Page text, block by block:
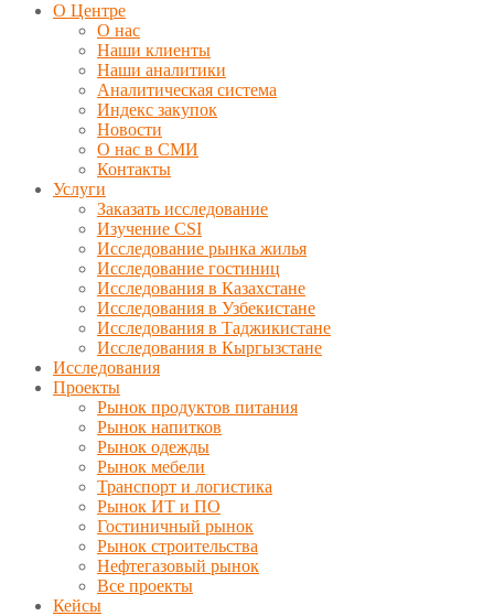
О Центре
О нас
Наши клиенты
Наши аналитики
Аналитическая система
Индекс закупок
Новости
О нас в СМИ
Контакты
Услуги
Заказать исследование
Изучение CSI
Исследование рынка жилья
Исследование гостиниц
Исследования в Казахстане
Исследования в Узбекистане
Исследования в Таджикистане
Исследования в Кыргызстане
Исследования
Проекты
Рынок продуктов питания
Рынок напитков
Рынок одежды
Рынок мебели
Транспорт и логистика
Рынок ИТ и ПО
Гостиничный рынок
Рынок строительства
Нефтегазовый рынок
Все проекты
Кейсы